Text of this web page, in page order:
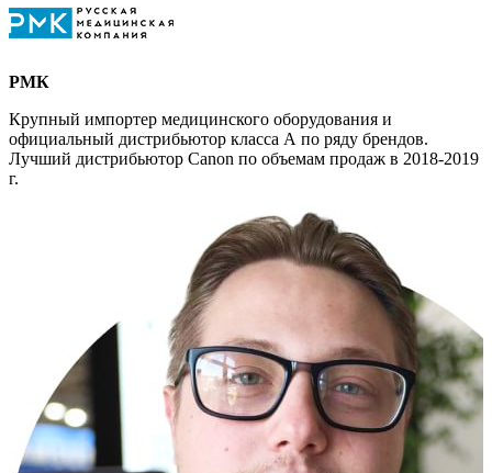
РМК
Крупный импортер медицинского оборудования и
официальный дистрибьютор класса А по ряду брендов.
Лучший дистрибьютор Canon по объемам продаж в 2018-2019
г.